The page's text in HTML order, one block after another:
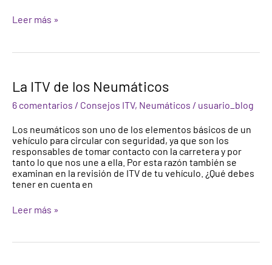
Leer más »
La ITV de los Neumáticos
6 comentarios / Consejos ITV, Neumáticos / usuario_blog
Los neumáticos son uno de los elementos básicos de un
vehículo para circular con seguridad, ya que son los
responsables de tomar contacto con la carretera y por
tanto lo que nos une a ella. Por esta razón también se
examinan en la revisión de ITV de tu vehículo. ¿Qué debes
tener en cuenta en
La
ITV
de
Neumáticos
Leer más »